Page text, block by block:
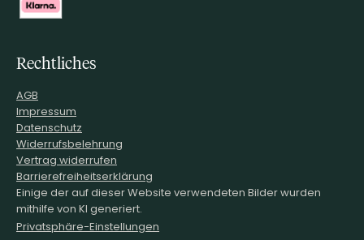
Rechtliches
AGB
Impressum
Datenschutz
Widerrufsbelehrung
Vertrag widerrufen
Barrierefreiheitserklärung
Einige der auf dieser Website verwendeten Bilder wurden
mithilfe von KI generiert.
Privatsphäre-Einstellungen